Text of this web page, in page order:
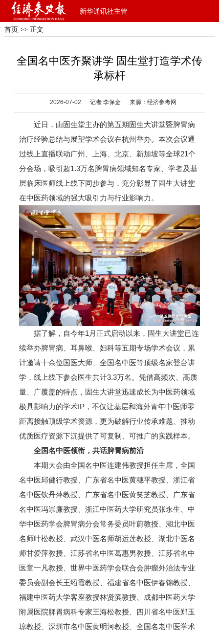
新华通讯社主管
首页 >> 正文
全国名中医齐聚讲学 固生堂打造学术传
承标杆
2026-07-02 记者 李保金 来源：经济参考网
近日，由固生堂主办的第五期固生大讲堂暨脾胃病
治疗经验总结与展望学术会议在杭州举办。本次会议通
过线上直播联动广州、上海、北京、新加坡等全球21个
分会场，吸引超1.3万名脾胃病领域知名专家、学者及基
层临床医师线上线下同步参与，充分彰显了固生大讲堂
在中医药领域的强大吸引力与行业影响力。
据了解，自今年1月正式启动以来，固生大讲堂已连
续举办脾胃病、耳鼻喉、妇科等五期专场学术会议，累
计邀请十余位国医大师、全国名中医等顶级名家登台讲
学，线上线下参会医生共计3.3万名。凭借高频次、高质
量、广覆盖的特点，固生大讲堂迅速成长为中医药领域
极具影响力的学术IP，不仅让基层和海外青年中医师零
距离接触顶级学术资源，更为破解行业传承难题、推动
优质医疗资源下沉提供了可复制、可推广的实践样本。
全国名中医领衔，共话脾胃病前沿
本期大会由全国名中医连建伟教授担任主席，全国
名中医邱健行教授、广东省名中医黄穗平教授、浙江省
名中医钦丹萍教授、广东省名中医黄笑芝教授、广东省
名中医冯崇廉教授、浙江中医药大学研究员张永生、中
华中医药学会脾胃病分会常务委员叶蔚教授、湖北中医
名师叶松教授、武汉中医名师胡运莲教授、湖北中医名
师甘爱萍教授、江苏省名中医葛惠男教授、江苏省名中
医章一凡教授、世界中医药学会联合会肿瘤外治法专业
委员会副会长王绍霞教授、福建省名中医伊春锦教授、
福建中医药大学客座教授林贤滨教授、成都中医药大学
附属医院‌脾胃病科专家王海松教授、四川省名中医郑玉
琼教授、深圳市名中医黄明河教授、全国名老中医学术